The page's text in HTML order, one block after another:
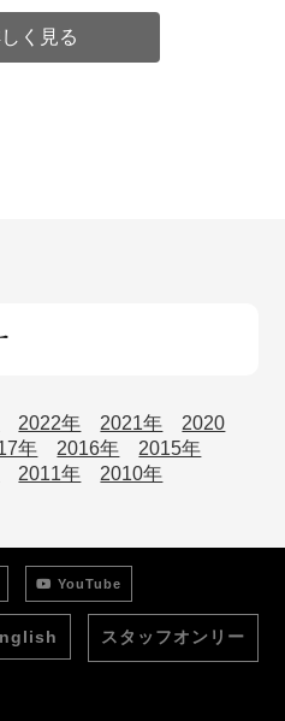
く見る
2022年 2021年
2020
年 2016年
2015年
2011年 2010年
YouTube
スタッフオンリー